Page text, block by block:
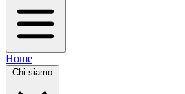
Home
Chi siamo